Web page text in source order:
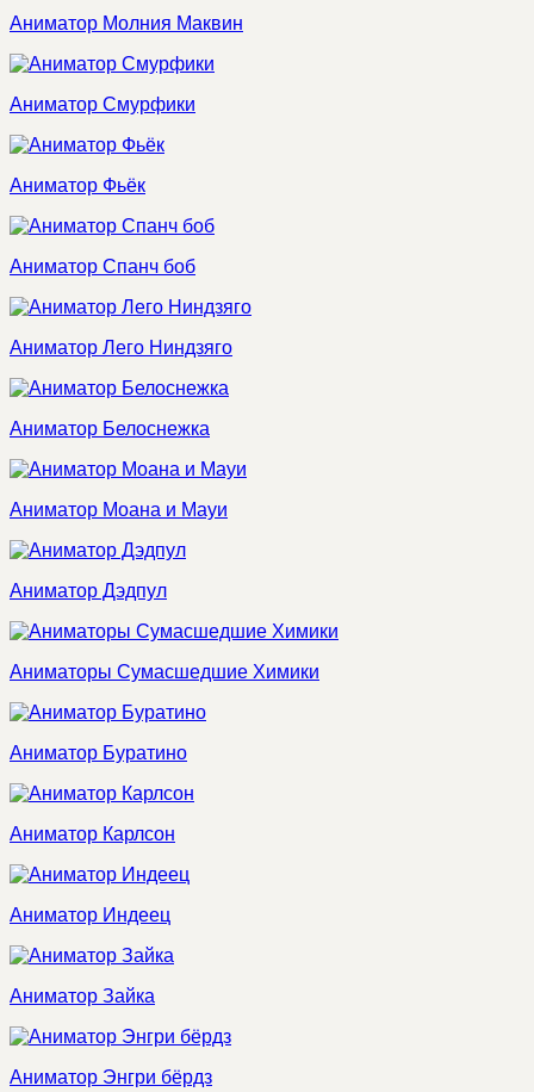
Аниматор Молния Маквин
Аниматор Смурфики
Аниматор Фьёк
Аниматор Спанч боб
Аниматор Лего Ниндзяго
Аниматор Белоснежка
Аниматор Моана и Мауи
Аниматор Дэдпул
Аниматоры Сумасшедшие Химики
Аниматор Буратино
Аниматор Карлсон
Аниматор Индеец
Аниматор Зайка
Аниматор Энгри бёрдз